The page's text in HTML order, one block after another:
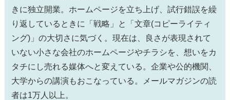
きに独立開業。ホームページを立ち上げ、試行錯誤を繰
り返しているときに「戦略」と「文章(コピーライティ
ング)」の大切さに気づく。現在は、良さが表現されて
いない小さな会社のホームページやチラシを、想いをカ
タチにし売れる媒体へと変えている。企業や公的機関、
大学からの講演もおこなっている。メールマガジンの読
者は1万人以上。